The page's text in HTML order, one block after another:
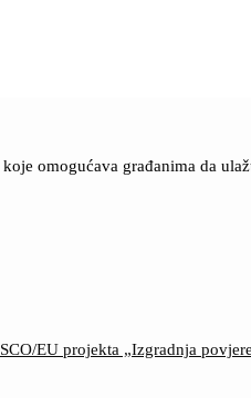
omogućava građanima da
EU projekta „Izgradnja